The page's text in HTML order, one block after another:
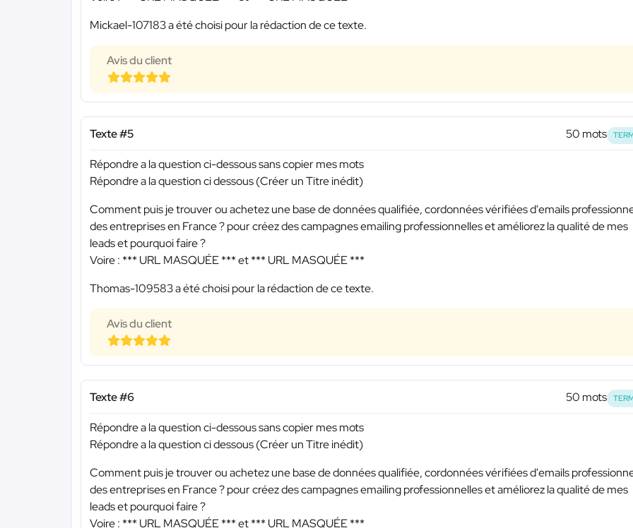
Mickael-107183 a été choisi pour la rédaction de ce texte.
Avis du client
Texte #5 50 mots
Répondre a la question ci-dessous sans copier mes mots
Répondre a la question ci dessous (Créer un Titre inédit)
Comment puis je trouver ou achetez une base de données qualifiée, cordonnées vérifiées d'emails
des entreprises en France ? pour créez des campagnes emailing professionnelles et améliorez la qualité de mes
leads et pourquoi faire ?
Voire : *** URL MASQUÉE ***et*** URL MASQUÉE ***
Thomas-109583 a été choisi pour la rédaction de ce texte.
Avis du client
Texte #6 50 mots
Répondre a la question ci-dessous sans copier mes mots
Répondre a la question ci dessous (Créer un Titre inédit)
Comment puis je trouver ou achetez une base de données qualifiée, cordonnées vérifiées d'emails
des entreprises en France ? pour créez des campagnes emailing professionnelles et améliorez la qualité de mes
leads et pourquoi faire ?
Voire : *** URL MASQUÉE ***et*** URL MASQUÉE ***